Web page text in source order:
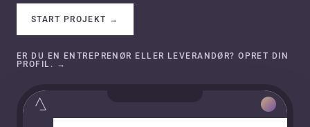
START PROJEKT →
ER DU EN ENTREPRENØR ELLER LEVERANDØR? OPRET DIN
PROFIL.
→